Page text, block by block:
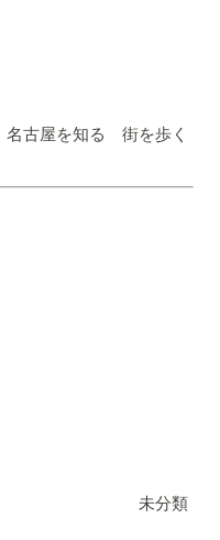
名古屋を知る 街を歩く
未分類